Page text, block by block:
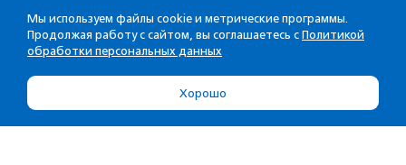
Мы используем файлы cookie и метрические программы.
Продолжая работу с сайтом, вы соглашаетесь с Политикой
обработки персональных данных
Хорошо